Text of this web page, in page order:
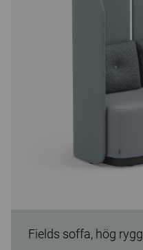
Fields soffa, hög rygg